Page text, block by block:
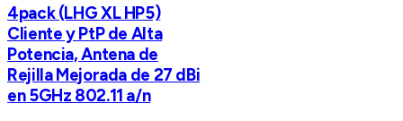
4pack (LHG XL HP5)
Cliente y PtP de Alta
Potencia, Antena de
Rejilla Mejorada de 27 dBi
en 5GHz 802.11 a/n